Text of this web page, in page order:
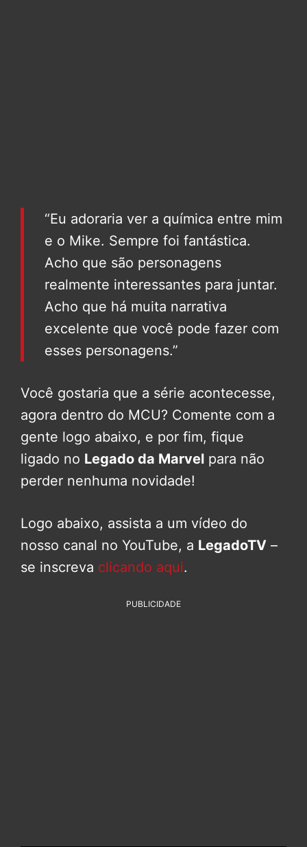
“Eu adoraria ver a química entre mim
e o Mike. Sempre foi fantástica.
Acho que são personagens
realmente interessantes para juntar.
Acho que há muita narrativa
excelente que você pode fazer com
esses personagens.”
Você gostaria que a série acontecesse,
agora dentro do MCU? Comente com a
gente logo abaixo, e por fim, fique
ligado no Legado da Marvel para não
perder nenhuma novidade!
Logo abaixo, assista a um vídeo do
nosso canal no YouTube, a LegadoTV –
se inscreva clicando aqui.
PUBLICIDADE